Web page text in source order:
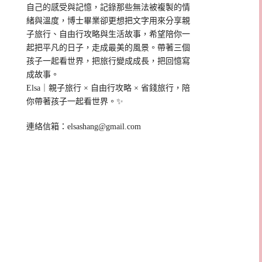
自己的感受與記憶，記錄那些無法被複製的情
緒與溫度，博士畢業卻更想把文字用來分享親
子旅行、自由行攻略與生活故事，希望陪你一
起把平凡的日子，走成最美的風景。帶著三個
孩子一起看世界，把旅行變成成長，把回憶寫
成故事。
Elsa｜親子旅行 × 自由行攻略 × 省錢旅行，陪
你帶著孩子一起看世界。✨
連絡信箱：elsashang@gmail.com